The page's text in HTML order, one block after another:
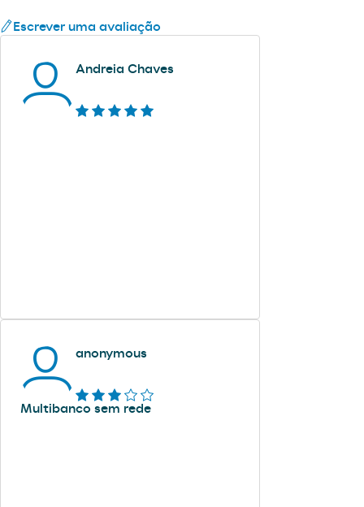
Escrever uma avaliação
Andreia Chaves
anonymous
Multibanco sem rede